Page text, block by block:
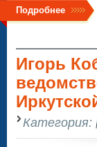
Подробнее
Игорь
Категория: